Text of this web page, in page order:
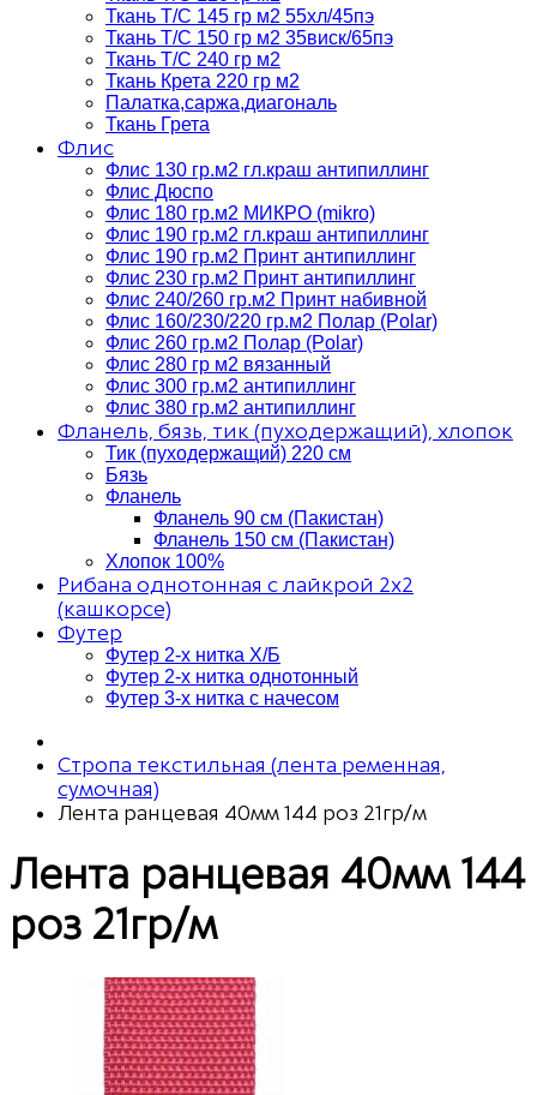
Ткань Т/C 145 гр м2 55хл/45пэ
Ткань Т/C 150 гр м2 35виск/65пэ
Ткань Т/C 240 гр м2
Ткань Крета 220 гр м2
Палатка,саржа,диагональ
Ткань Грета
Флис
Флис 130 гр.м2 гл.краш антипиллинг
Флис Дюспо
Флис 180 гр.м2 МИКРО (mikro)
Флис 190 гр.м2 гл.краш антипиллинг
Флис 190 гр.м2 Принт антипиллинг
Флис 230 гр.м2 Принт антипиллинг
Флис 240/260 гр.м2 Принт набивной
Флис 160/230/220 гр.м2 Полар (Polar)
Флис 260 гр.м2 Полар (Polar)
Флис 280 гр м2 вязанный
Флис 300 гр.м2 антипиллинг
Флис 380 гр.м2 антипиллинг
Фланель, бязь, тик (пуходержащий), хлопок
Тик (пуходержащий) 220 см
Бязь
Фланель
Фланель 90 см (Пакистан)
Фланель 150 см (Пакистан)
Хлопок 100%
Рибана однотонная с лайкрой 2х2
(кашкорсе)
Футер
Футер 2-х нитка Х/Б
Футер 2-х нитка однотонный
Футер 3-х нитка с начесом
Стропа текстильная (лента ременная,
сумочная)
Лента ранцевая 40мм 144 роз 21гр/м
Лента ранцевая 40мм 144
роз 21гр/м